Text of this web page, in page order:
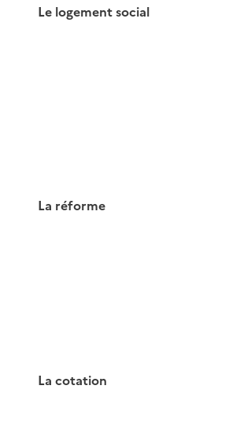
Le logement social
La réforme
La cotation